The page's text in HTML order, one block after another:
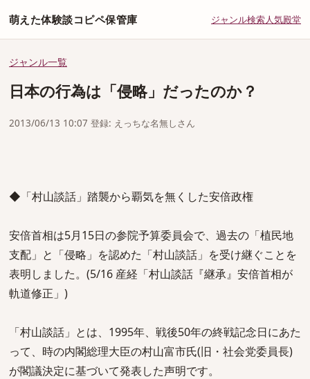
萌えた体験談コピペ保管庫 ジャンル検索人気殿堂
ジャンル一覧
日本の行為は「侵略」だったのか？
2013/06/13 10:07 登録: えっちな名無しさん
◆「村山談話」踏襲から覇気を無くした安倍政権
安倍首相は5月15日の参院予算委員会で、過去の「植民地
支配」と「侵略」を認めた「村山談話」を受け継ぐことを
表明しました。(5/16 産経「村山談話『継承』安倍首相が
軌道修正」)
「村山談話」とは、1995年、戦後50年の終戦記念日にあた
って、時の内閣総理大臣の村山富市氏(旧・社会党委員長)
が閣議決定に基づいて発表した声明です。